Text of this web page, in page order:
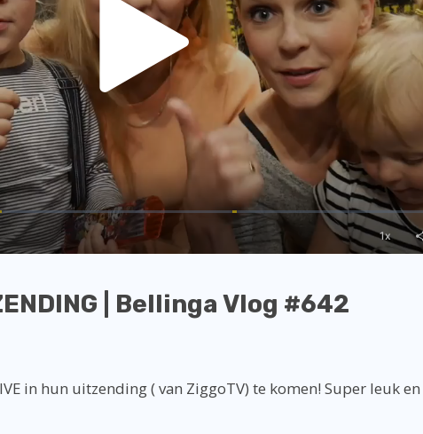
| Bellinga Vlog #642
in hun uitzending ( van ZiggoTV) te komen! Super leuk en